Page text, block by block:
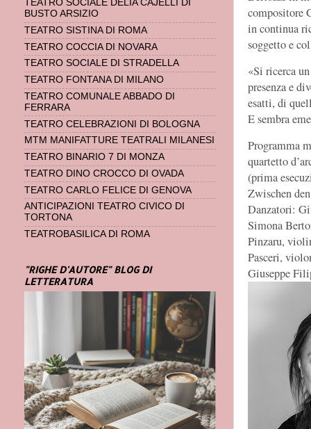
compositore
in continua
soggetto e
«Si ricerca
presenza e
esatti, di
E sembra
Programma
quartetto
(prima
Zwischen
Danzatori:
Simona
Pinzaru,
Pasceri,
Giuseppe
TEATRO SOCIALE DELIA CAJELLI DI
BUSTO ARSIZIO
TEATRO SISTINA DI ROMA
TEATRO COCCIA DI NOVARA
TEATRO SOCIALE DI STRADELLA
TEATRO FONTANA DI MILANO
TEATRO COMUNALE ABBADO DI
FERRARA
TEATRO CELEBRAZIONI DI BOLOGNA
MTM MANIFATTURE TEATRALI MILANESI
TEATRO BINARIO 7 DI MONZA
TEATRO DINO CROCCO DI OVADA
TEATRO CARLO FELICE DI GENOVA
ANTICIPAZIONI TEATRO CIVICO DI
TORTONA
TEATROBASILICA DI ROMA
"RIGHE D'AUTORE" BLOG DI
LETTERATURA